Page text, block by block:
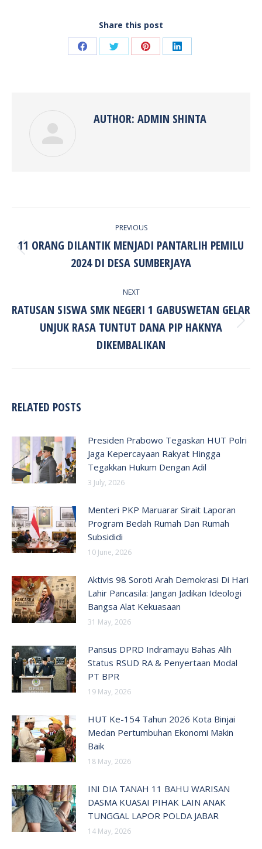
Share this post
Share Share Share Share
AUTHOR: ADMIN SHINTA
PREVIOUS
Previous
post:
11 ORANG DILANTIK MENJADI PANTARLIH PEMILU
2024 DI DESA SUMBERJAYA
NEXT
Next
post:
RATUSAN SISWA SMK NEGERI 1 GABUSWETAN GELAR
UNJUK RASA TUNTUT DANA PIP HAKNYA
DIKEMBALIKAN
RELATED POSTS
Presiden Prabowo Tegaskan HUT Polri
Jaga Kepercayaan Rakyat Hingga
Tegakkan Hukum Dengan Adil
3 July, 2026
Menteri PKP Maruarar Sirait Laporan
Program Bedah Rumah Dan Rumah
Subsididi
10 June, 2026
Aktivis 98 Soroti Arah Demokrasi Di Hari
Lahir Pancasila: Jangan Jadikan Ideologi
Bangsa Alat Kekuasaan
31 May, 2026
Pansus DPRD Indramayu Bahas Alih
Status RSUD RA & Penyertaan Modal
PT BPR
19 May, 2026
HUT Ke-154 Tahun 2026 Kota Binjai
Medan Pertumbuhan Ekonomi Makin
Baik
18 May, 2026
INI DIA TANAH 11 BAHU WARISAN
DASMA KUASAI PIHAK LAIN ANAK
TUNGGAL LAPOR POLDA JABAR
14 May, 2026